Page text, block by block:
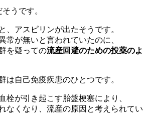
うです。
、アスピリンが出たそうです。
常が無いと言われていたのに、
を疑っての流産回避のための投薬のよ
は自己免疫疾患のひとつです。
栓が引き起こす胎盤梗塞により、
なくなり、流産の原因と考えられてい